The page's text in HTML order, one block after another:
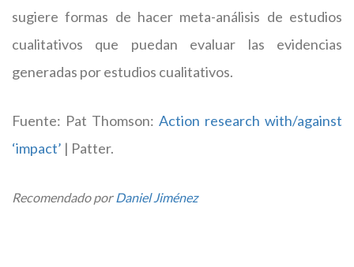
sugiere formas de hacer meta-análisis de estudios
cualitativos que puedan evaluar las evidencias
generadas por estudios cualitativos.
Fuente: Pat Thomson: Action research with/against
‘impact’ | Patter.
Recomendado porDaniel Jiménez